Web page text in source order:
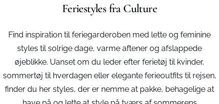
Feriestyles fra Culture
Find inspiration til feriegarderoben med lette og feminine
styles til solrige dage, varme aftener og afslappede
øjeblikke. Uanset om du leder efter ferietøj til kvinder,
sommertøj til hverdagen eller elegante ferieoutfits til rejsen,
finder du her styles, der er nemme at pakke, behagelige at